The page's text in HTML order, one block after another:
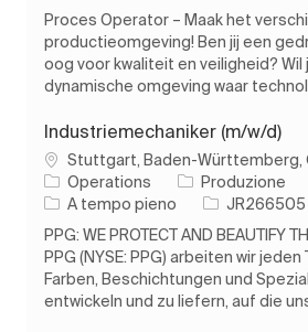
Proces Operator – Maak het
productieomgeving! Ben jij een
oog voor kwaliteit en veiligheid? Wil
dynamische omgeving waar
Industriemechaniker (m/w/d)
Ubicazione
Stuttgart, Baden-Württemberg,
Operations
Categoria
Produzione
Tipo di lavoro
A tempo pieno ID processo
JR266505
PPG: WE PROTECT AND BEAUTIFY
PPG (NYSE: PPG) arbeiten wir jeden
Farben, Beschichtungen und
entwickeln und zu liefern, auf die